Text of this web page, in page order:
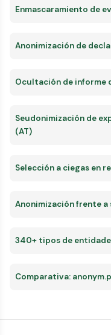
Enmascaramiento de
Anonimización de
Ocultación de informe
Seudonimización de
(AT)
Selección a ciegas en
Anonimización frente
340+ tipos de
Comparativa: